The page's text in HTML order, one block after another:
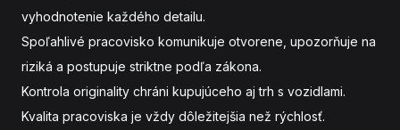
vyhodnotenie každého detailu.
Spoľahlivé pracovisko komunikuje otvorene, upozorňuje na
riziká a postupuje striktne podľa zákona.
Kontrola originality chráni kupujúceho aj trh s vozidlami.
Kvalita pracoviska je vždy dôležitejšia než rýchlosť.